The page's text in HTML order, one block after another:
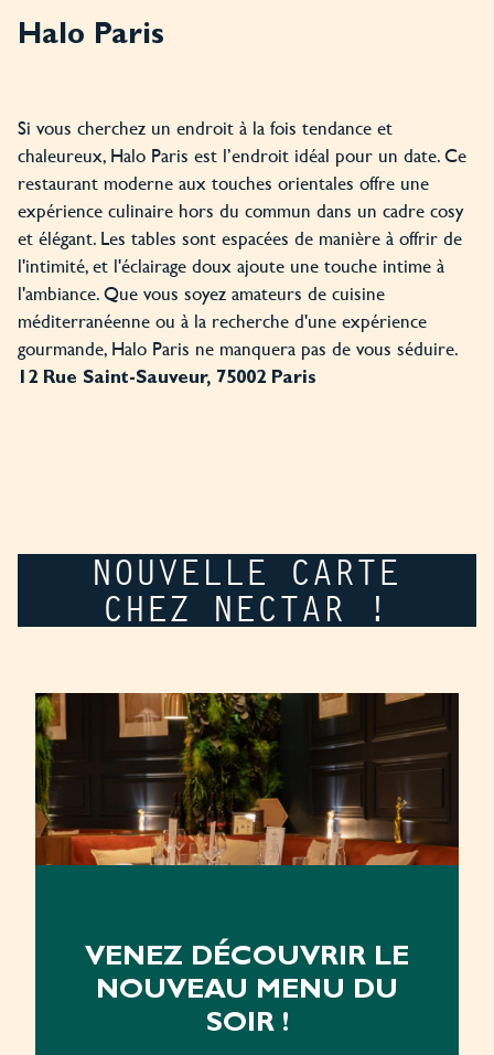
Halo Paris
Si vous cherchez un endroit à la fois tendance et
chaleureux, Halo Paris est l’endroit idéal pour un date. Ce
restaurant moderne aux touches orientales offre une
expérience culinaire hors du commun dans un cadre cosy
et élégant. Les tables sont espacées de manière à offrir de
l'intimité, et l'éclairage doux ajoute une touche intime à
l'ambiance. Que vous soyez amateurs de cuisine
méditerranéenne ou à la recherche d'une expérience
gourmande, Halo Paris ne manquera pas de vous séduire.
12 Rue Saint-Sauveur, 75002 Paris
NOUVELLE CARTE
CHEZ NECTAR !
VENEZ DÉCOUVRIR LE
NOUVEAU MENU DU
SOIR !